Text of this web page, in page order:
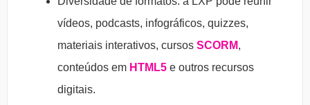
vídeos, podcasts, infográficos, quizzes,
materiais interativos, cursos SCORM,
conteúdos em HTML5 e outros recursos
digitais.